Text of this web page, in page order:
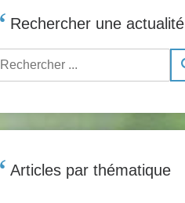
Rechercher une actualité
Articles par thématique